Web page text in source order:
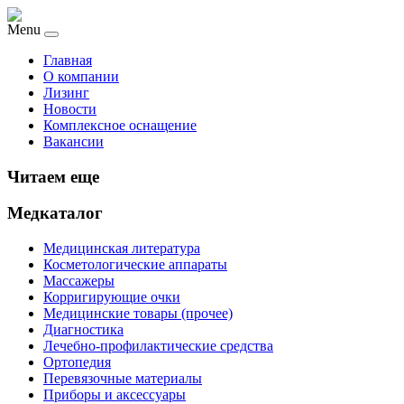
Menu
Главная
О компании
Лизинг
Новости
Комплексное оснащение
Вакансии
Читаем еще
Медкаталог
Медицинская литература
Косметологические аппараты
Массажеры
Корригирующие очки
Медицинские товары (прочее)
Диагностика
Лечебно-профилактические средства
Ортопедия
Перевязочные материалы
Приборы и аксессуары